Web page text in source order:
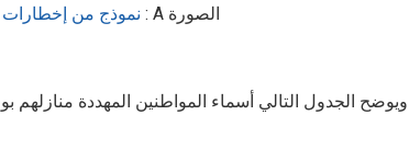
الصورةA
: نموذج من
ويوضح الجدول التالي أسماء المواطنين المهددة